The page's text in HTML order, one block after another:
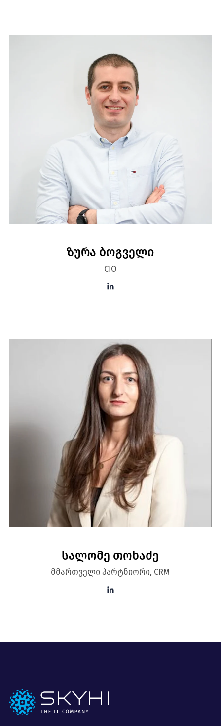
ზურა ბოგველი
CIO
სალომე თოხაძე
მმართველი პარტნიორი, CRM